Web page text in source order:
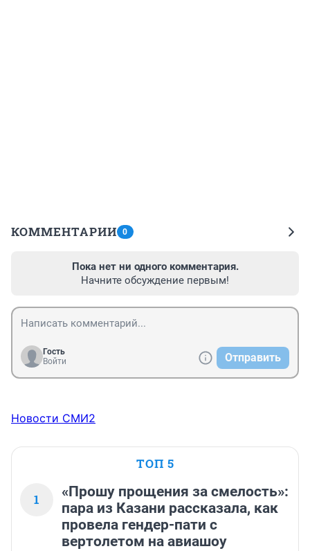
КОММЕНТАРИИ 0
Пока нет ни одного комментария.
Начните обсуждение первым!
Гость
Войти
Отправить
Новости СМИ2
ТОП 5
1
«Прошу прощения за смелость»:
пара из Казани рассказала, как
провела гендер-пати с
вертолетом на авиашоу